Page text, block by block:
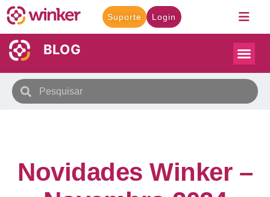
Suporte Login
BLOG
Novidades Winker –